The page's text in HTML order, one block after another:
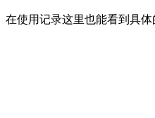
在使用记录这里也能看到具体